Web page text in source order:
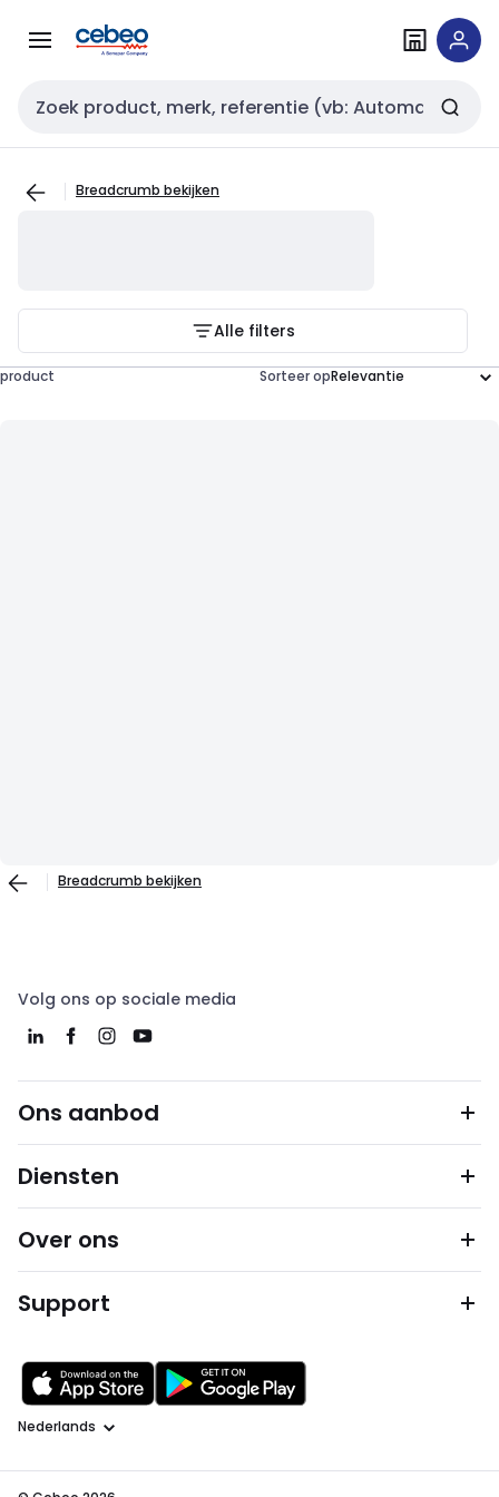
naar
naar
Zoekveld invoer
Breadcrumb bekijken
Alle filters
product Sorteer op
Breadcrumb bekijken
Volg ons op sociale media
Ons aanbod
Diensten
Over ons
Support
Taal